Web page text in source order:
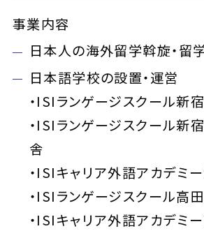
事業内容
日本人の海外留学斡旋・留
日本語学校の設置・運営
・ISIランゲージスクール新
・ISIランゲージスクール新
舎
・ISIキャリア外語アカデミ
・ISIランゲージスクール高
・ISIキャリア外語アカデミ